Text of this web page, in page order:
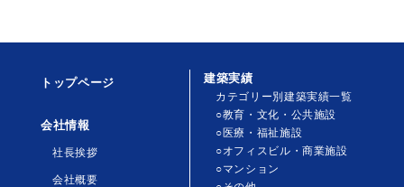
トップページ
会社情報
社長挨拶
会社概要
建築実績
カテゴリー別建築実績一覧
○教育・文化・公共施設
○医療・福祉施設
○オフィスビル・商業施設
○マンション